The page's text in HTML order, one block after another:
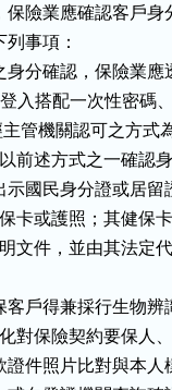
保險業應確認客戶
列事項：
分確認，保險業應
登入搭配一次性密碼
經主管機關認可之方
前述方式之一確認身
國民身分證或居留
保卡或護照；其健保
明文件，並由其法定
戶得兼採行生物辨
化對保險契約要保人
證件照片比對與本